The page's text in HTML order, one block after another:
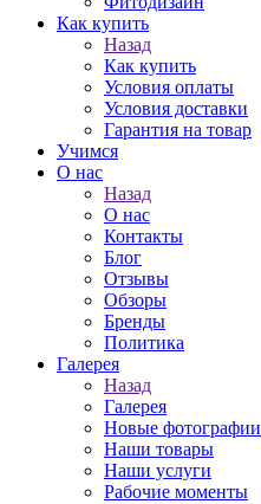
Как купить
Назад
Как купить
Условия оплаты
Условия доставки
Гарантия на товар
Учимся
О нас
Назад
О нас
Контакты
Блог
Отзывы
Обзоры
Бренды
Политика
Галерея
Назад
Галерея
Новые фотографии
Наши товары
Наши услуги
Рабочие моменты